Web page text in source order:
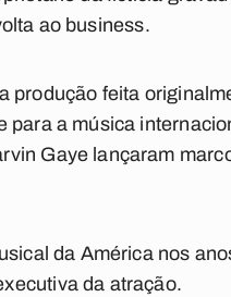
ao business.
produção feita
para a música
Gaye lançaram
da América nos
da atração.